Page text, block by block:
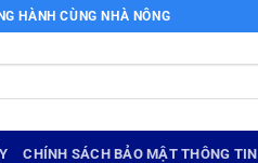
HÀNH CÙNG NHÀ NÔNG
CHÍNH SÁCH BẢO MẬT THÔNG TIN